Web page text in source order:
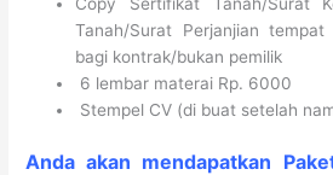
Tanah/Surat Perjanjian
bagi kontrak/bukan pemilik
6 lembar materai Rp. 6000
Stempel CV (di buat setelah
Anda akan mendapatkan